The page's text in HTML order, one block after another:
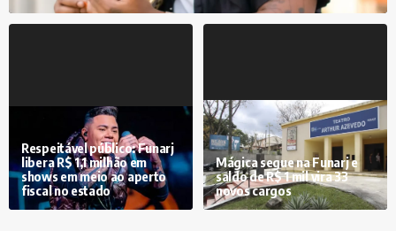
Respeitável público: Funarj
libera R$ 1,1 milhão em
shows em meio ao aperto
fiscal no estado
Mágica segue na Funarj e
saldo de R$ 1 mil vira 33
novos cargos